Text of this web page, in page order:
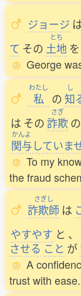
ジョージ
て その
とち
土地 を
George
わたし
私 の
し
知
は その
さぎ
詐欺 の
かんよ
関与していま
To my
the fraud
さぎし
詐欺師 は
やすやす と 、
させる こと が
A
trust with ease.